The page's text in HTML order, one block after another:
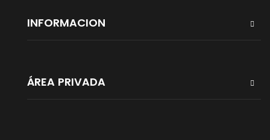
INFORMACION
ÁREA PRIVADA